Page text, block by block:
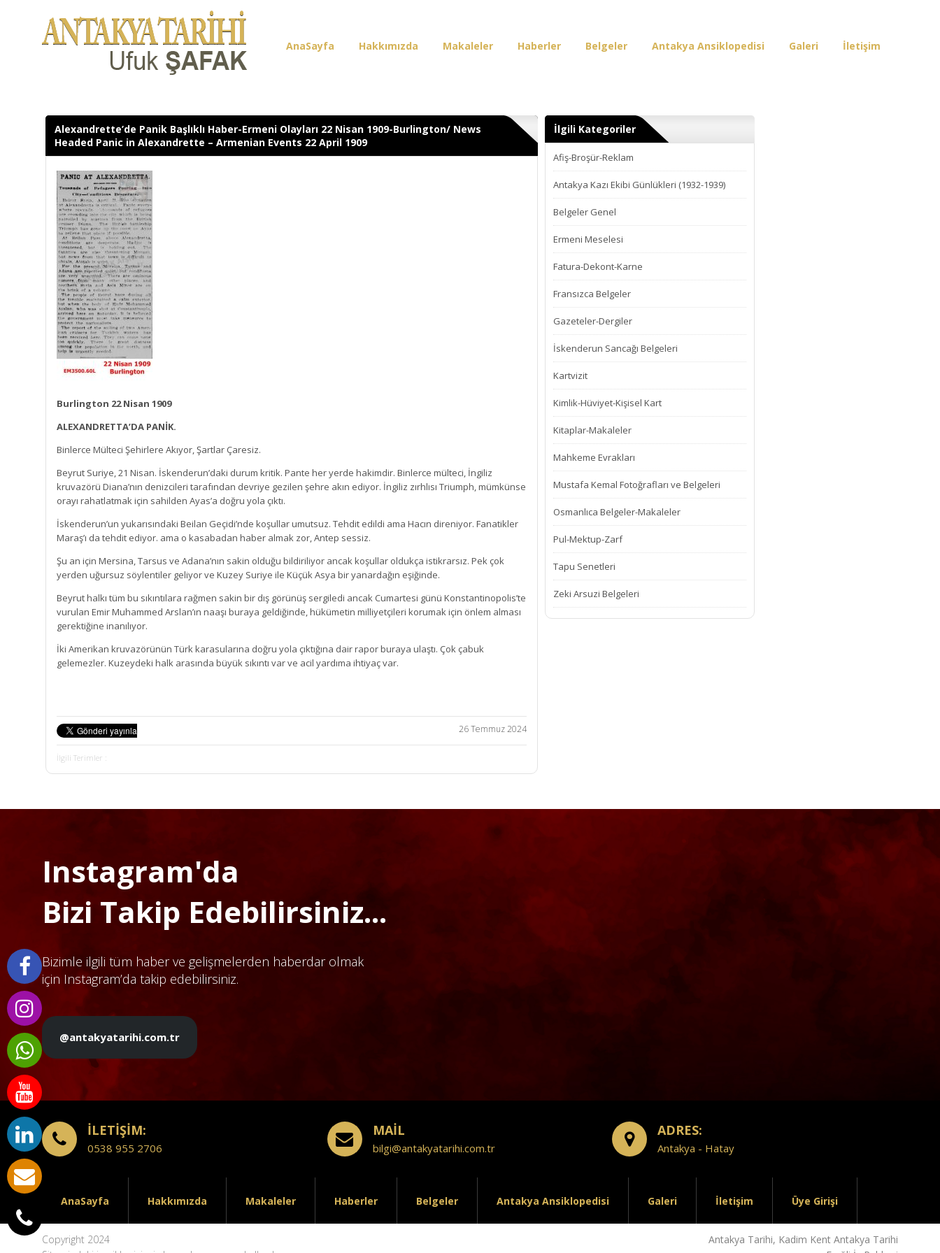
AnaSayfa Hakkımızda Makaleler Haberler Belgeler Antakya Ansiklopedisi Galeri İletişim
Alexandrette’de Panik Başlıklı Haber-Ermeni Olayları 22 Nisan 1909-Burlington/ News
Headed Panic in Alexandrette – Armenian Events 22 April 1909
Burlington 22 Nisan 1909
ALEXANDRETTA’DA PANİK.
Binlerce Mülteci Şehirlere Akıyor, Şartlar Çaresiz.
Beyrut Suriye, 21 Nisan. İskenderun’daki durum kritik. Pante her yerde hakimdir. Binlerce mülteci, İngiliz
kruvazörü Diana’nın denizcileri tarafından devriye gezilen şehre akın ediyor. İngiliz zırhlısı Triumph, mümkünse
orayı rahatlatmak için sahilden Ayas’a doğru yola çıktı.
İskenderun’un yukarısındaki Beilan Geçidi’nde koşullar umutsuz. Tehdit edildi ama Hacın direniyor. Fanatikler
Maraş’ı da tehdit ediyor. ama o kasabadan haber almak zor, Antep sessiz.
Şu an için Mersina, Tarsus ve Adana’nın sakin olduğu bildiriliyor ancak koşullar oldukça istikrarsız. Pek çok
yerden uğursuz söylentiler geliyor ve Kuzey Suriye ile Küçük Asya bir yanardağın eşiğinde.
Beyrut halkı tüm bu sıkıntılara rağmen sakin bir dış görünüş sergiledi ancak Cumartesi günü Konstantinopolis’te
vurulan Emir Muhammed Arslan’ın naaşı buraya geldiğinde, hükümetin milliyetçileri korumak için önlem alması
gerektiğine inanılıyor.
İki Amerikan kruvazörünün Türk karasularına doğru yola çıktığına dair rapor buraya ulaştı. Çok çabuk
gelemezler. Kuzeydeki halk arasında büyük sıkıntı var ve acil yardıma ihtiyaç var.
26 Temmuz 2024
İlgili Terimler :
İlgili Kategoriler
Afiş-Broşür-Reklam
Antakya Kazı Ekibi Günlükleri (1932-1939)
Belgeler Genel
Ermeni Meselesi
Fatura-Dekont-Karne
Fransızca Belgeler
Gazeteler-Dergiler
İskenderun Sancağı Belgeleri
Kartvizit
Kimlik-Hüviyet-Kişisel Kart
Kitaplar-Makaleler
Mahkeme Evrakları
Mustafa Kemal Fotoğrafları ve Belgeleri
Osmanlıca Belgeler-Makaleler
Pul-Mektup-Zarf
Tapu Senetleri
Zeki Arsuzi Belgeleri
Instagram'da
Bizi Takip Edebilirsiniz...
Bizimle ilgili tüm haber ve gelişmelerden haberdar olmak
için Instagram’da takip edebilirsiniz.
@antakyatarihi.com.tr
İLETİŞİM:
0538 955 2706
MAİL
bilgi@antakyatarihi.com.tr
ADRES:
Antakya - Hatay
AnaSayfa Hakkımızda Makaleler Haberler Belgeler Antakya Ansiklopedisi Galeri İletişim Üye Girişi
Copyright 2024
Antakya Tarihi, Kadim Kent Antakya Tarihi